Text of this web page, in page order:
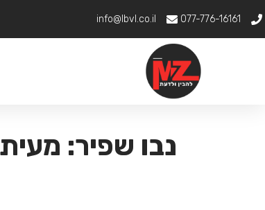
077-776-16161
info@lbvl.co.il
נבו שפיר: